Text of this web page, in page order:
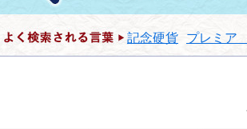
記念硬貨 プレミア